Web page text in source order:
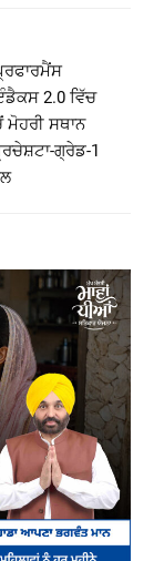
2.0 ਵਿੱਚ
ਮੋਹਰੀ ਸਥਾਨ
ਗ੍ਰੇਡ-1